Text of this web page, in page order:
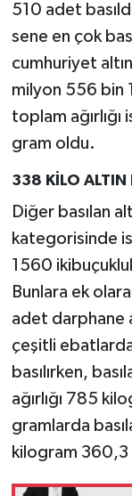
510 adet
sene en çok
cumhuriyet
milyon 556 bin
toplam
gram oldu.
338 KİLO ALTIN
Diğer basılan
kategorisinde
1560
Bunlara ek
adet darphane
çeşitli
basılırken,
ağırlığı 785
gramlarda
kilogram 360,3